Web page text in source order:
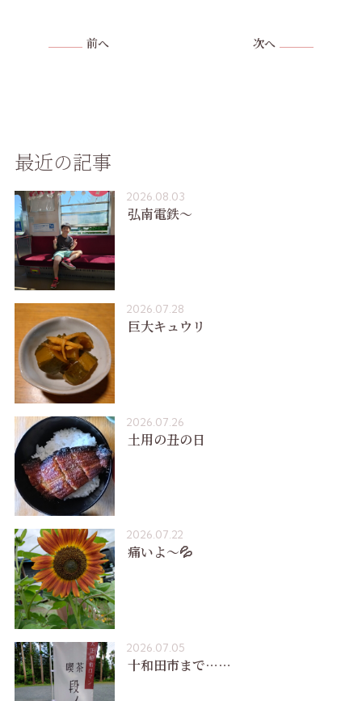
前へ 次へ
最近の記事
2026.08.03
弘南電鉄〜
2026.07.28
巨大キュウリ
2026.07.26
土用の丑の日
2026.07.22
痛いよ〜💦
2026.07.05
十和田市まで……